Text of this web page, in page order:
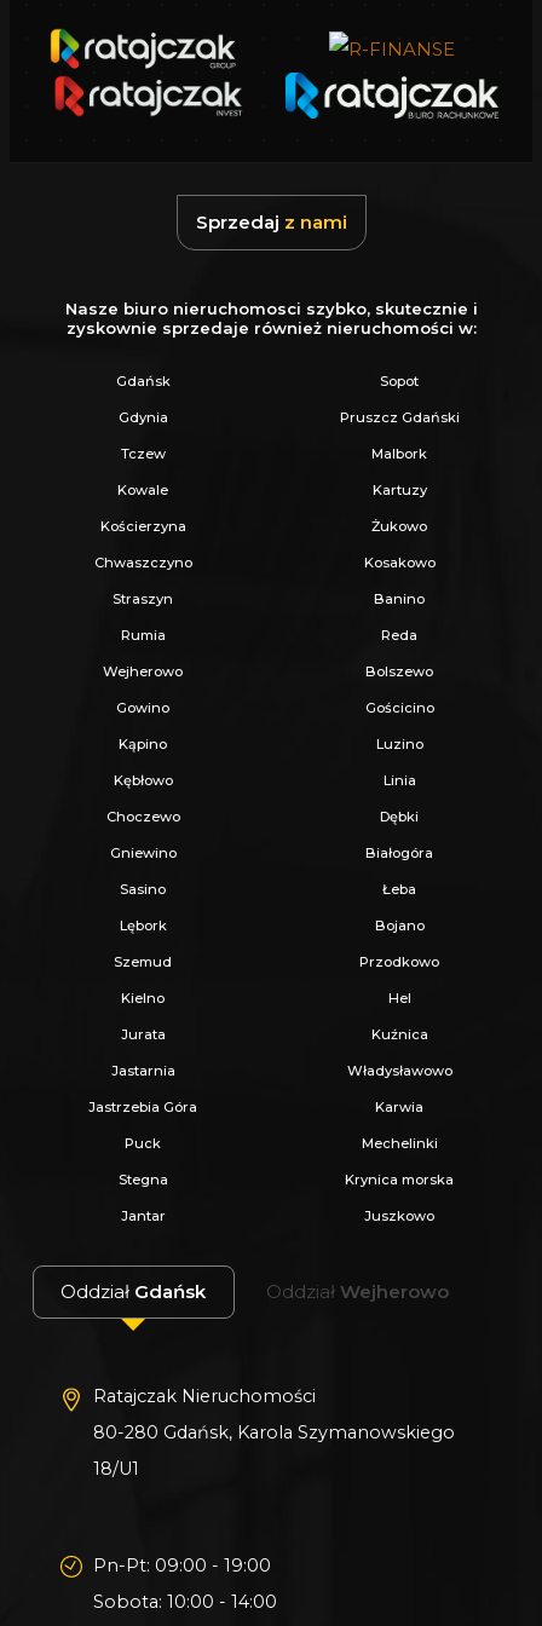
CENĘ.
Oferujemy skuteczną i bezpłatną pomoc w
uzyskaniu kredytu.
Wszystkie nasze transakcje są objęte
ubezpieczeniem OC w PZU.
Specjalną.
Więcej podobnych ofert znajdziesz na naszej
stronie:www.ratajczaknieruchomosci.pl
Sprzedaj z nami
Nasze biuro nieruchomosci szybko, skutecznie i
zyskownie sprzedaje również nieruchomości w:
Gdańsk Sopot
Gdynia Pruszcz Gdański
Tczew Malbork
Kowale Kartuzy
Kościerzyna Żukowo
Chwaszczyno Kosakowo
Straszyn Banino
Rumia Reda
Wejherowo Bolszewo
Gowino Gościcino
Kąpino Luzino
Kębłowo Linia
Choczewo Dębki
Gniewino Białogóra
Sasino Łeba
Lębork Bojano
Szemud Przodkowo
Kielno Hel
Jurata Kuźnica
Jastarnia Władysławowo
Jastrzebia Góra Karwia
Puck Mechelinki
Stegna Krynica morska
Jantar Juszkowo
Oddział Gdańsk Oddział Wejherowo
Ratajczak Nieruchomości
80-280 Gdańsk, Karola Szymanowskiego
18/U1
Pn-Pt: 09:00 - 19:00
Sobota: 10:00 - 14:00